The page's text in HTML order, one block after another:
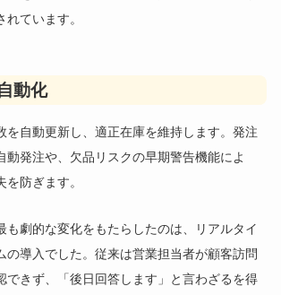
ています。
動化
を自動更新し、適正在庫を維持します。発注
動発注や、欠品リスクの早期警告機能によ
を防ぎます。
も劇的な変化をもたらしたのは、リアルタイ
の導入でした。従来は営業担当者が顧客訪問
できず、「後日回答します」と言わざるを得